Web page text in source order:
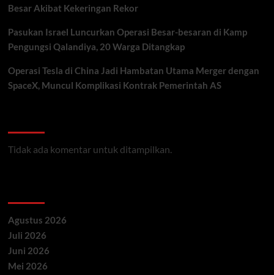
Besar Akibat Kekeringan Rekor
Pasukan Israel Luncurkan Operasi Besar-besaran di Kamp
Pengungsi Qalandiya, 20 Warga Ditangkap
Operasi Tesla di China Jadi Hambatan Utama Merger dengan
SpaceX, Muncul Komplikasi Kontrak Pemerintah AS
Tidak ada komentar untuk ditampilkan.
Agustus 2026
Juli 2026
Juni 2026
Mei 2026